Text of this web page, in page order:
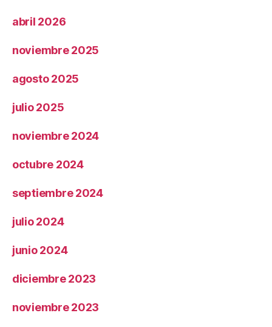
abril 2026
noviembre 2025
agosto 2025
julio 2025
noviembre 2024
octubre 2024
septiembre 2024
julio 2024
junio 2024
diciembre 2023
noviembre 2023